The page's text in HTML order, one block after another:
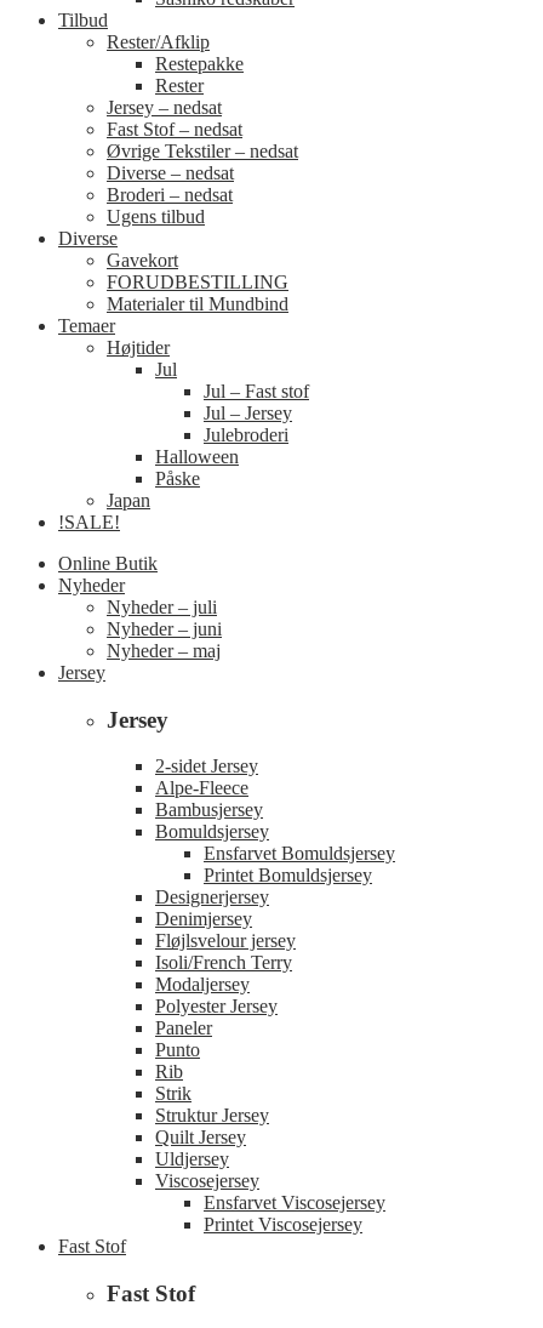
Tilbud
Rester/Afklip
Restepakke
Rester
Jersey – nedsat
Fast Stof – nedsat
Øvrige Tekstiler – nedsat
Diverse – nedsat
Broderi – nedsat
Ugens tilbud
Diverse
Gavekort
FORUDBESTILLING
Materialer til Mundbind
Temaer
Højtider
Jul
Jul – Fast stof
Jul – Jersey
Julebroderi
Halloween
Påske
Japan
!SALE!
Online Butik
Nyheder
Nyheder – juli
Nyheder – juni
Nyheder – maj
Jersey
Jersey
2-sidet Jersey
Alpe-Fleece
Bambusjersey
Bomuldsjersey
Ensfarvet Bomuldsjersey
Printet Bomuldsjersey
Designerjersey
Denimjersey
Fløjlsvelour jersey
Isoli/French Terry
Modaljersey
Polyester Jersey
Paneler
Punto
Rib
Strik
Struktur Jersey
Quilt Jersey
Uldjersey
Viscosejersey
Ensfarvet Viscosejersey
Printet Viscosejersey
Fast Stof
Fast Stof